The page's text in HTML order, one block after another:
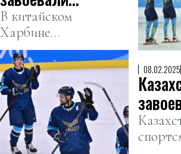
историческое
«золото»
Азиатских
игр
В китайском
Харбине
казахстанская
команда по
шорт-треку
сотворила
историю.
08.02.2025